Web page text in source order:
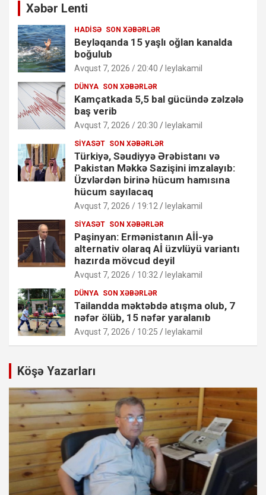
Xəbər Lenti
HADISƏ SON XƏBƏRLƏR
Beyləqanda 15 yaşlı oğlan kanalda
boğulub
Avqust 7, 2026 / 20:40 leylakamil
DÜNYA SON XƏBƏRLƏR
Kamçatkada 5,5 bal gücündə zəlzələ
baş verib
Avqust 7, 2026 / 20:30 leylakamil
SIYASƏT SON XƏBƏRLƏR
Türkiyə, Səudiyyə Ərəbistanı və
Pakistan Məkkə Sazişini imzalayıb:
Üzvlərdən birinə hücum hamısına
hücum sayılacaq
Avqust 7, 2026 / 19:12 leylakamil
SIYASƏT SON XƏBƏRLƏR
Paşinyan: Ermənistanın Aİİ-yə
alternativ olaraq Aİ üzvlüyü variantı
hazırda mövcud deyil
Avqust 7, 2026 / 10:32 leylakamil
DÜNYA SON XƏBƏRLƏR
Tailandda məktəbdə atışma olub, 7
nəfər ölüb, 15 nəfər yaralanıb
Avqust 7, 2026 / 10:25 leylakamil
Köşə Yazarları